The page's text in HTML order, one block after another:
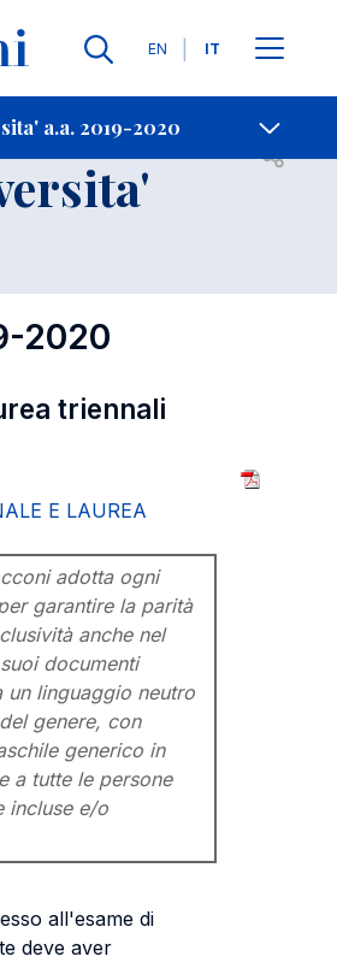
Lingue
EN IT
a.a. 2019-2020
Open
2020
triennali
E LAUREA
adotta ogni
garantire la parità
anche nel
documenti
un linguaggio neutro
genere, con
generico in
a tutte le persone
incluse e/o
all'esame di
deve aver